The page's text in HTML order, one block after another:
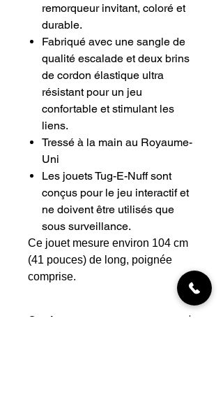
remorqueur invitant, coloré et
durable.
Fabriqué avec une sangle de
qualité escalade et deux brins
de cordon élastique ultra
résistant pour un jeu
confortable et stimulant les
liens.
Tressé à la main au Royaume-
Uni
Les jouets Tug-E-Nuff sont
conçus pour le jeu interactif et
ne doivent être utilisés que
sous surveillance.
Ce jouet mesure environ 104 cm
(41 pouces) de long, poignée
comprise.
Couleur